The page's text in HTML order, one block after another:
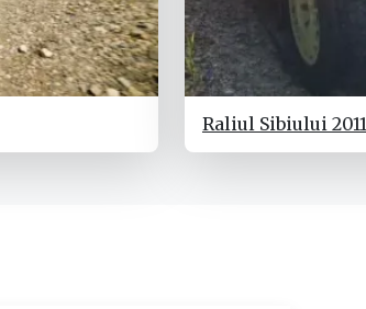
Raliul Sibiului 2011